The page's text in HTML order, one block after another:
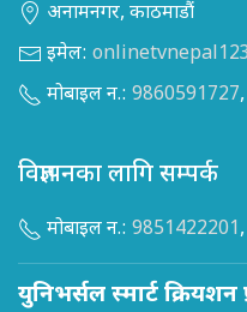
अनामनगर, काठमाडौं
इमेल:
मोबाइल न.: 9860591727,
विज्ञापनका लागि सम्पर्क
मोबाइल न.: 9851422201,
युनिभर्सल स्मार्ट क्रियशन